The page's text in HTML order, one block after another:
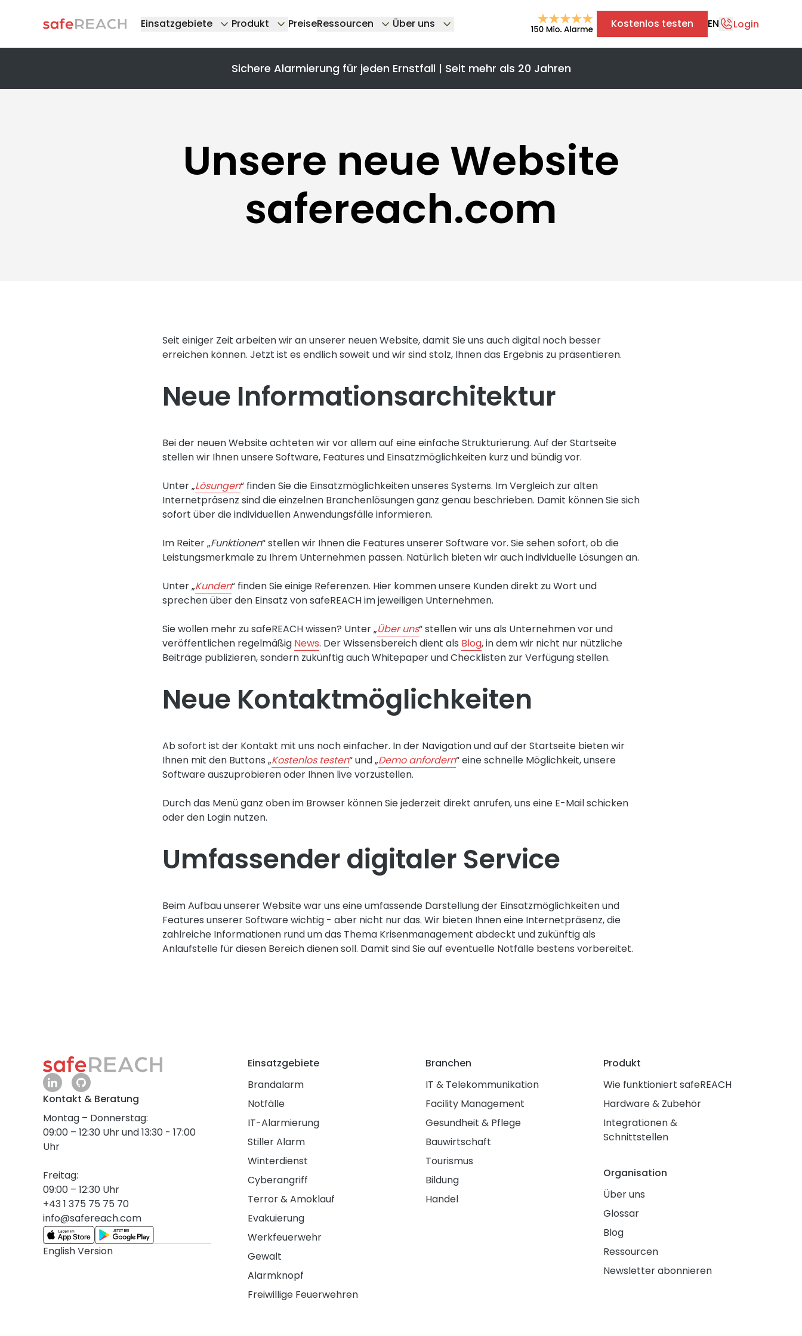
Einsatzgebiete Produkt PreiseRessourcen Über uns Kostenlos testen EN
Montag bis Donnerstag:
Login
Sichere Alarmierung für jeden Ernstfall | Seit mehr als 20 Jahren
Unsere neue Website
safereach.com
Seit einiger Zeit arbeiten wir an unserer neuen Website, damit Sie uns auch digital noch besser
erreichen können. Jetzt ist es endlich soweit und wir sind stolz, Ihnen das Ergebnis zu präsentieren.
Neue Informationsarchitektur
Bei der neuen Website achteten wir vor allem auf eine einfache Strukturierung. Auf der Startseite
stellen wir Ihnen unsere Software, Features und Einsatzmöglichkeiten kurz und bündig vor.
Unter „Lösungen“ finden Sie die Einsatzmöglichkeiten unseres Systems. Im Vergleich zur alten
Internetpräsenz sind die einzelnen Branchenlösungen ganz genau beschrieben. Damit können Sie sich
sofort über die individuellen Anwendungsfälle informieren.
Im Reiter „Funktionen“ stellen wir Ihnen die Features unserer Software vor. Sie sehen sofort, ob die
Leistungsmerkmale zu Ihrem Unternehmen passen. Natürlich bieten wir auch individuelle Lösungen an.
Unter „Kunden“ finden Sie einige Referenzen. Hier kommen unsere Kunden direkt zu Wort und
sprechen über den Einsatz von safeREACH im jeweiligen Unternehmen.
Sie wollen mehr zu safeREACH wissen? Unter „Über uns“ stellen wir uns als Unternehmen vor und
veröffentlichen regelmäßig News. Der Wissensbereich dient als Blog, in dem wir nicht nur nützliche
Beiträge publizieren, sondern zukünftig auch Whitepaper und Checklisten zur Verfügung stellen.
Neue Kontaktmöglichkeiten
Ab sofort ist der Kontakt mit uns noch einfacher. In der Navigation und auf der Startseite bieten wir
Ihnen mit den Buttons „Kostenlos testen“ und „Demo anfordern“ eine schnelle Möglichkeit, unsere
Software auszuprobieren oder Ihnen live vorzustellen.
Durch das Menü ganz oben im Browser können Sie jederzeit direkt anrufen, uns eine E-Mail schicken
oder den Login nutzen.
Umfassender digitaler Service
Beim Aufbau unserer Website war uns eine umfassende Darstellung der Einsatzmöglichkeiten und
Features unserer Software wichtig - aber nicht nur das. Wir bieten Ihnen eine Internetpräsenz, die
zahlreiche Informationen rund um das Thema Krisenmanagement abdeckt und zukünftig als
Anlaufstelle für diesen Bereich dienen soll. Damit sind Sie auf eventuelle Notfälle bestens vorbereitet.
Kontakt & Beratung
Montag – Donnerstag:
09:00 – 12:30 Uhr und 13:30 - 17:00
Uhr
Freitag:
09:00 – 12:30 Uhr
+43 1 375 75 75 70
info@safereach.com
English Version
Einsatzgebiete
Brandalarm
Notfälle
IT-Alarmierung
Stiller Alarm
Winterdienst
Cyberangriff
Terror & Amoklauf
Evakuierung
Werkfeuerwehr
Gewalt
Alarmknopf
Freiwillige Feuerwehren
Branchen
IT & Telekommunikation
Facility Management
Gesundheit & Pflege
Bauwirtschaft
Tourismus
Bildung
Handel
Produkt
Wie funktioniert safeREACH
Hardware & Zubehör
Integrationen &
Schnittstellen
Organisation
Über uns
Glossar
Blog
Ressourcen
Newsletter abonnieren